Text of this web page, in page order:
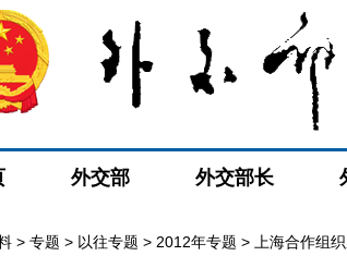
外交部 外交部长
> 专题 > 以往专题 > 2012年专题 > 上海合作组